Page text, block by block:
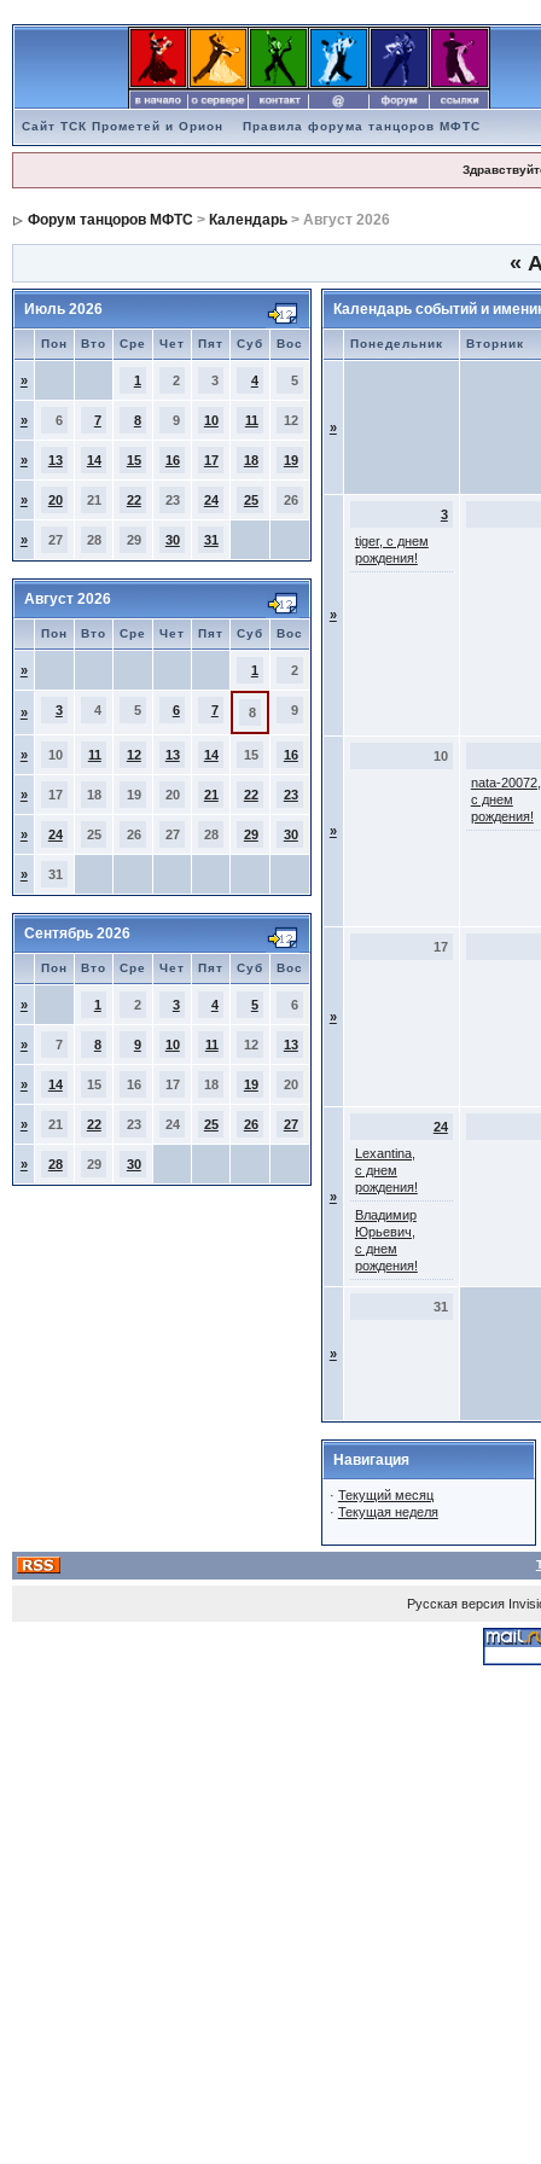
Сайт ТСК Прометей и Орион Правила форума танцоров МФТС
Форум танцоров МФТС> Календарь> Август 2026
«
Июль 2026
Пон Вто Сре Чет Пят Суб Вос
» 1 2 3 4 5
» 6 7 8 9 10 11 12
» 13 14 15 16 17 18 19
» 20 21 22 23 24 25 26
» 27 28 29 30 31
Август 2026
Пон Вто Сре Чет Пят Суб Вос
» 1 2
» 3 4 5 6 7 8 9
» 10 11 12 13 14 15 16
» 17 18 19 20 21 22 23
» 24 25 26 27 28 29 30
» 31
Сентябрь 2026
Пон Вто Сре Чет Пят Суб Вос
» 1 2 3 4 5 6
» 7 8 9 10 11 12 13
» 14 15 16 17 18 19 20
» 21 22 23 24 25 26 27
» 28 29 30
Календарь событий и
Понедельник Вторник
»
»
3
tiger, с днем
рождения!
»
10
nata-20072,
с днем
рождения!
»
17
»
24
Lexantina,
с днем
рождения!
Владимир
Юрьевич,
с днем
рождения!
»
31
Навигация
· Текущий месяц
· Текущая неделя
Русская версия